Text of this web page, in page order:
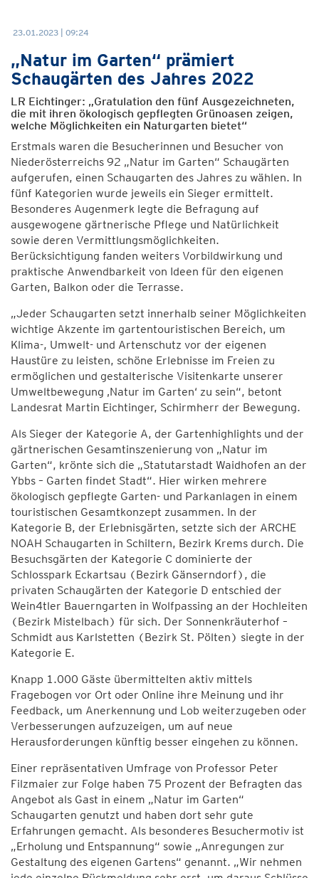
23.01.2023 | 09:24
„Natur im Garten“ prämiert
Schaugärten des Jahres 2022
LR Eichtinger: „Gratulation den fünf Ausgezeichneten,
die mit ihren ökologisch gepflegten Grünoasen zeigen,
welche Möglichkeiten ein Naturgarten bietet“
Erstmals waren die Besucherinnen und Besucher von
Niederösterreichs 92 „Natur im Garten“ Schaugärten
aufgerufen, einen Schaugarten des Jahres zu wählen. In
fünf Kategorien wurde jeweils ein Sieger ermittelt.
Besonderes Augenmerk legte die Befragung auf
ausgewogene gärtnerische Pflege und Natürlichkeit
sowie deren Vermittlungsmöglichkeiten.
Berücksichtigung fanden weiters Vorbildwirkung und
praktische Anwendbarkeit von Ideen für den eigenen
Garten, Balkon oder die Terrasse.
„Jeder Schaugarten setzt innerhalb seiner Möglichkeiten
wichtige Akzente im gartentouristischen Bereich, um
Klima-, Umwelt- und Artenschutz vor der eigenen
Haustüre zu leisten, schöne Erlebnisse im Freien zu
ermöglichen und gestalterische Visitenkarte unserer
Umweltbewegung ‚Natur im Garten‘ zu sein“, betont
Landesrat Martin Eichtinger, Schirmherr der Bewegung.
Als Sieger der Kategorie A, der Gartenhighlights und der
gärtnerischen Gesamtinszenierung von „Natur im
Garten“, krönte sich die „Statutarstadt Waidhofen an der
Ybbs – Garten findet Stadt“. Hier wirken mehrere
ökologisch gepflegte Garten- und Parkanlagen in einem
touristischen Gesamtkonzept zusammen. In der
Kategorie B, der Erlebnisgärten, setzte sich der ARCHE
NOAH Schaugarten in Schiltern, Bezirk Krems durch. Die
Besuchsgärten der Kategorie C dominierte der
Schlosspark Eckartsau (Bezirk Gänserndorf), die
privaten Schaugärten der Kategorie D entschied der
Wein4tler Bauerngarten in Wolfpassing an der Hochleiten
(Bezirk Mistelbach) für sich. Der Sonnenkräuterhof –
Schmidt aus Karlstetten (Bezirk St. Pölten) siegte in der
Kategorie E.
Knapp 1.000 Gäste übermittelten aktiv mittels
Fragebogen vor Ort oder Online ihre Meinung und ihr
Feedback, um Anerkennung und Lob weiterzugeben oder
Verbesserungen aufzuzeigen, um auf neue
Herausforderungen künftig besser eingehen zu können.
Einer repräsentativen Umfrage von Professor Peter
Filzmaier zur Folge haben 75 Prozent der Befragten das
Angebot als Gast in einem „Natur im Garten“
Schaugarten genutzt und haben dort sehr gute
Erfahrungen gemacht. Als besonderes Besuchermotiv ist
„Erholung und Entspannung“ sowie „Anregungen zur
Gestaltung des eigenen Gartens“ genannt. „Wir nehmen